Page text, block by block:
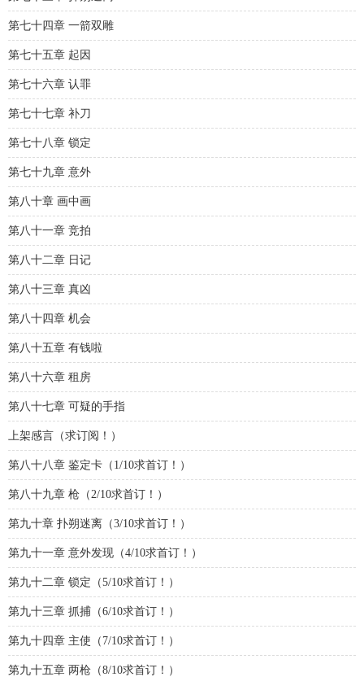
第七十四章 一箭双雕
第七十五章 起因
第七十六章 认罪
第七十七章 补刀
第七十八章 锁定
第七十九章 意外
第八十章 画中画
第八十一章 竞拍
第八十二章 日记
第八十三章 真凶
第八十四章 机会
第八十五章 有钱啦
第八十六章 租房
第八十七章 可疑的手指
上架感言（求订阅！）
第八十八章 鉴定卡（1/10求首订！）
第八十九章 枪（2/10求首订！）
第九十章 扑朔迷离（3/10求首订！）
第九十一章 意外发现（4/10求首订！）
第九十二章 锁定（5/10求首订！）
第九十三章 抓捕（6/10求首订！）
第九十四章 主使（7/10求首订！）
第九十五章 两枪（8/10求首订！）